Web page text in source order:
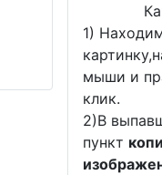
1)
мыши и
клик.
2)В
пункт